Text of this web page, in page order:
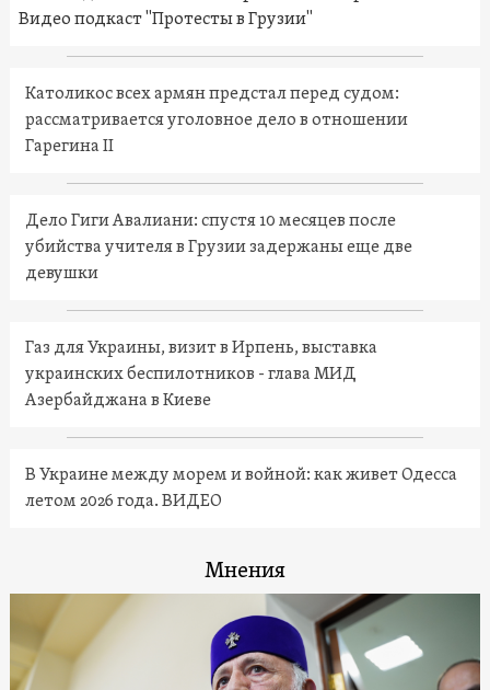
Видео подкаст "Протесты в Грузии"
Католикос всех армян предстал перед судом:
рассматривается уголовное дело в отношении
Гарегина II
Дело Гиги Авалиани: спустя 10 месяцев после
убийства учителя в Грузии задержаны еще две
девушки
Газ для Украины, визит в Ирпень, выставка
украинских беспилотников - глава МИД
Азербайджана в Киеве
В Украине между морем и войной: как живет Одесса
летом 2026 года. ВИДЕО
Мнения